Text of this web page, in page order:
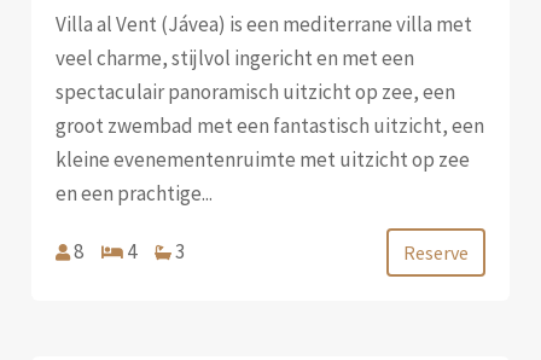
Villa al Vent (Jávea) is een mediterrane villa met
veel charme, stijlvol ingericht en met een
spectaculair panoramisch uitzicht op zee, een
groot zwembad met een fantastisch uitzicht, een
kleine evenementenruimte met uitzicht op zee
en een prachtige...
8 4 3 Reserve